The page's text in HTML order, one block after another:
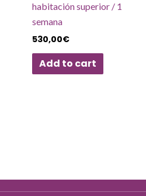
habitación superior / 1
semana
530,00€
Add to cart